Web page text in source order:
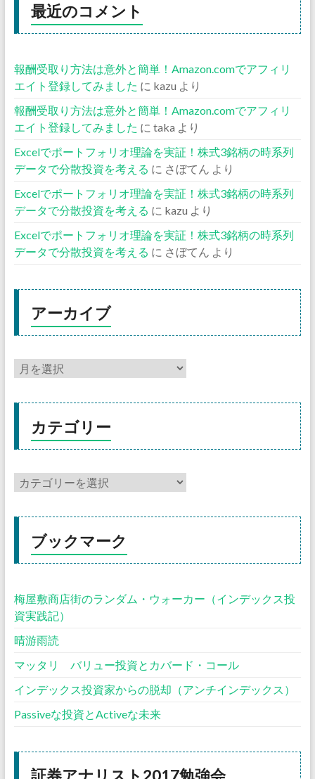
最近のコメント
報酬受取り方法は意外と簡単！Amazon.comでアフィリ
エイト登録してみました に kazu より
報酬受取り方法は意外と簡単！Amazon.comでアフィリ
エイト登録してみました に taka より
Excelでポートフォリオ理論を実証！株式3銘柄の時系列
データで分散投資を考える に さぼてん より
Excelでポートフォリオ理論を実証！株式3銘柄の時系列
データで分散投資を考える に kazu より
Excelでポートフォリオ理論を実証！株式3銘柄の時系列
データで分散投資を考える に さぼてん より
アーカイブ
カテゴリー
ブックマーク
梅屋敷商店街のランダム・ウォーカー（インデックス投
資実践記）
晴游雨読
マッタリ バリュー投資とカバード・コール
インデックス投資家からの脱却（アンチインデックス）
Passiveな投資とActiveな未来